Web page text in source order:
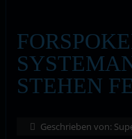
STEHEN
Geschrieben von: